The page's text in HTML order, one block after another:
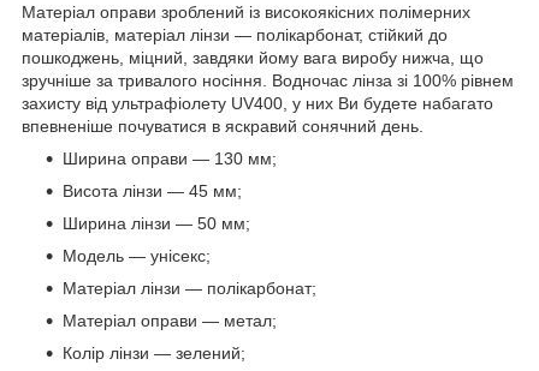
Матеріал оправи зроблений із високоякісних полімерних
матеріалів, матеріал лінзи — полікарбонат, стійкий до
пошкоджень, міцний, завдяки йому вага виробу нижча, що
зручніше за тривалого носіння. Водночас лінза зі 100% рівнем
захисту від ультрафіолету UV400, у них Ви будете набагато
впевненіше почуватися в яскравий сонячний день.
Ширина оправи — 130 мм;
Висота лінзи — 45 мм;
Ширина лінзи — 50 мм;
Модель — унісекс;
Матеріал лінзи — полікарбонат;
Матеріал оправи — метал;
Колір лінзи — зелений;